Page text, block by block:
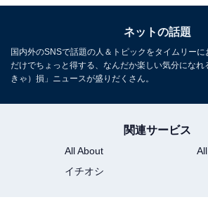
ネットの話題
国内外のSNSで話題の人＆トピックをタイムリー
だけでちょっと得する、なんだか楽しい気分になれ
きゃ）損」ニュースが盛りだくさん。
関連サービス
All About
イチオシ